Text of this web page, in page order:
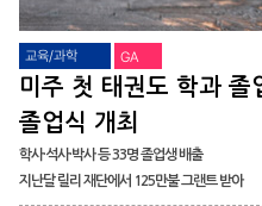
교육/과학 GA
미주 첫 태권도 학과
졸업식 개최
학사·석사·박사 등 33명 졸업생 배출
지난달 릴리 재단에서 125만불 그랜트 받아